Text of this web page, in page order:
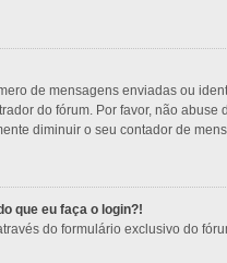
de mensagens enviadas ou
do fórum. Por favor, não
diminuir o seu contador de
que eu faça o login?!
do formulário exclusivo do